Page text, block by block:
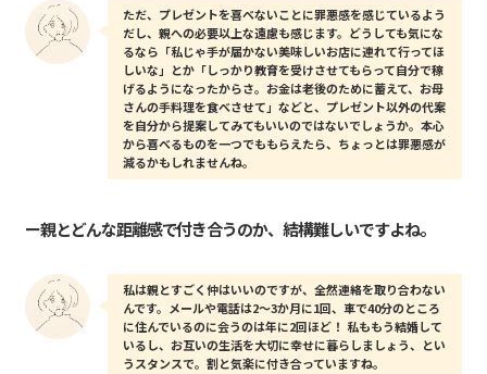
ただ、プレゼントを喜べないことに罪悪感を感じているよう
だし、親への必要以上な遠慮も感じます。どうしても気にな
るなら「私じゃ手が届かない美味しいお店に連れて行ってほ
しいな」とか「しっかり教育を受けさせてもらって自分で稼
げるようになったからさ。お金は老後のために蓄えて、お母
さんの手料理を食べさせて」などと、プレゼント以外の代案
を自分から提案してみてもいいのではないでしょうか。本心
から喜べるものを一つでももらえたら、ちょっとは罪悪感が
減るかもしれませんね。
ー親とどんな距離感で付き合うのか、結構難しいですよね。
私は親とすごく仲はいいのですが、全然連絡を取り合わない
んです。メールや電話は2〜3か月に1回、車で40分のところ
に住んでいるのに会うのは年に2回ほど！ 私ももう結婚して
いるし、お互いの生活を大切に幸せに暮らしましょう、とい
うスタンスで。割と気楽に付き合っていますね。